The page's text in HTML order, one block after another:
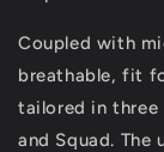
Coupled with
breathable, fit
tailored in three
and Squad.